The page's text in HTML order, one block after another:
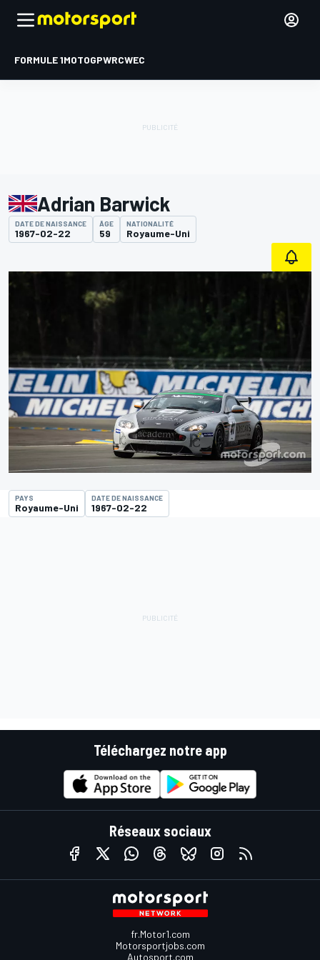
FORMULE 1MOTOGPWRCWEC
Adrian Barwick
DATE DE NAISSANCE
1967-02-22
ÂGE
59
NATIONALITÉ
Royaume-Uni
PAYS
Royaume-Uni
DATE DE NAISSANCE
1967-02-22
Téléchargez notre app
Réseaux sociaux
fr.Motor1.com
Motorsportjobs.com
Autosport.com